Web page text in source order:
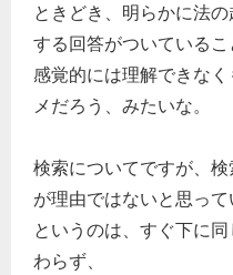
ときどき、明らかに法
する回答がついているこ
感覚的には理解できな
メだろう、みたいな。
検索についてですが、
が理由ではないと思って
というのは、すぐ下に
わらず、